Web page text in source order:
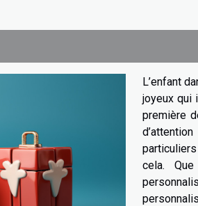
L’enfant
joyeux qui
première
cela.